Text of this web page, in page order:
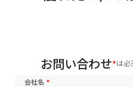
お問い合わせ は必
会社名